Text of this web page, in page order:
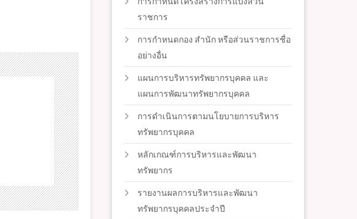
ราชการ
การกำหนดกอง สำนัก หรือส่วนราชการชื่อ
อย่างอื่น
แผนการบริหารทรัพยากรบุคคล และ
แผนการพัฒนาทรัพยากรบุคคล
การดำเนินการตามนโยบายการบริหาร
ทรัพยากรบุคคล
หลักเกณฑ์การบริหารและพัฒนา
ทรัพยากร
รายงานผลการบริหารและพัฒนา
ทรัพยากรบุคคลประจำปี